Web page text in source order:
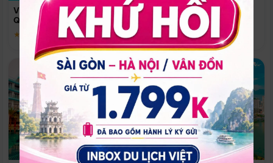
Vinpearl Resort & Spa Phu
Quoc
★ 5.0
Quoc
Phú Quốc
★ 5.0